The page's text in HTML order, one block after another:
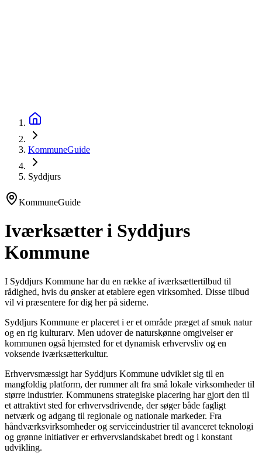
KommuneGuide
Syddjurs
KommuneGuide
Iværksætter i Syddjurs
Kommune
I Syddjurs Kommune har du en række af iværksættertilbud til
rådighed, hvis du ønsker at etablere egen virksomhed. Disse tilbud
vil vi præsentere for dig her på siderne.
Syddjurs Kommune er placeret i er et område præget af smuk natur
og en rig kulturarv. Men udover de naturskønne omgivelser er
kommunen også hjemsted for et dynamisk erhvervsliv og en
voksende iværksætterkultur.
Erhvervsmæssigt har Syddjurs Kommune udviklet sig til en
mangfoldig platform, der rummer alt fra små lokale virksomheder til
større industrier. Kommunens strategiske placering har gjort den til
et attraktivt sted for erhvervsdrivende, der søger både fagligt
netværk og adgang til regionale og nationale markeder. Fra
håndværksvirksomheder og serviceindustrier til avanceret teknologi
og grønne initiativer er erhvervslandskabet bredt og i konstant
udvikling.